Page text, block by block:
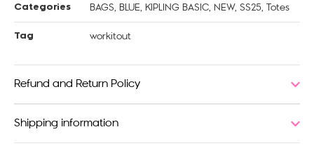
Categories BAGS, BLUE, KIPLING BASIC, NEW, SS25, Totes
Tag workitout
Refund and Return Policy
Shipping information